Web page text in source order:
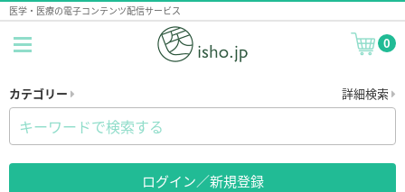
医学・医療の電子コンテンツ配信サービス
0
カテゴリー 詳細検索
ログイン／新規登録